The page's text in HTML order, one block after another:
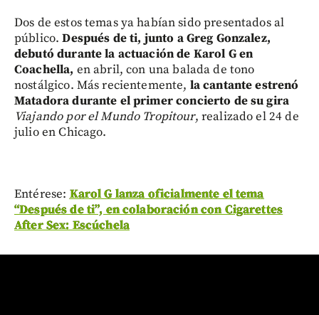
Dos de estos temas ya habían sido presentados al
público. Después de ti, junto a Greg Gonzalez,
debutó durante la actuación de Karol G en
Coachella, en abril, con una balada de tono
nostálgico. Más recientemente, la cantante estrenó
Matadoradurante el primer concierto de su gira
Viajando por el Mundo Tropitour, realizado el 24 de
julio en Chicago.
Entérese: Karol G lanza oficialmente el tema
“Después de ti”, en colaboración con Cigarettes
After Sex: Escúchela